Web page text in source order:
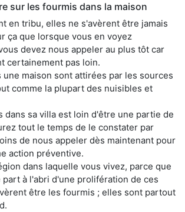
sur les fourmis dans la maison
en tribu, elles ne s'avèrent être jamais
ça que lorsque vous en voyez
devez nous appeler au plus tôt car
certainement pas loin.
une maison sont attirées par les sources
comme la plupart des nuisibles et
dans sa villa est loin d'être une partie de
tout le temps de le constater par
de nous appeler dès maintenant pour
action préventive.
dans laquelle vous vivez, parce que
à l'abri d'une prolifération de ces
être les fourmis ; elles sont partout